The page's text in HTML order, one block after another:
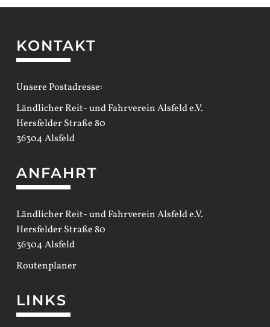
KONTAKT
Unsere Postadresse:
Ländlicher Reit- und Fahrverein Alsfeld e.V.
Hersfelder Straße 80
36304 Alsfeld
ANFAHRT
Ländlicher Reit- und Fahrverein Alsfeld e.V.
Hersfelder Straße 80
36304 Alsfeld
Routenplaner
LINKS